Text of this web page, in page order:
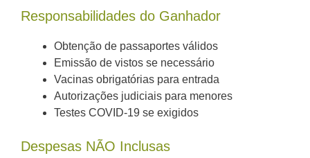
Responsabilidades do Ganhador
Obtenção de passaportes válidos
Emissão de vistos se necessário
Vacinas obrigatórias para entrada
Autorizações judiciais para menores
Testes COVID-19 se exigidos
Despesas NÃO Inclusas